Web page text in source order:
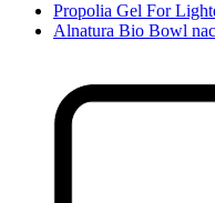
Propolia Gel For
Alnatura Bio Bowl